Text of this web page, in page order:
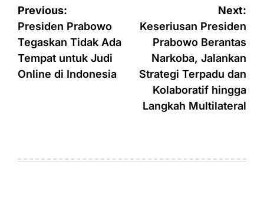
Post
navigation
Previous:
Presiden Prabowo
Tegaskan Tidak Ada
Tempat untuk Judi
Online di Indonesia
Next:
Keseriusan Presiden
Prabowo Berantas
Narkoba, Jalankan
Strategi Terpadu dan
Kolaboratif hingga
Langkah Multilateral